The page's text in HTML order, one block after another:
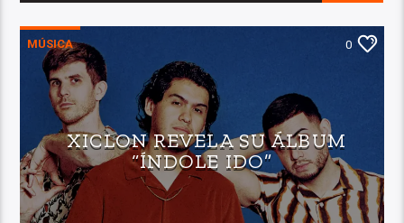
MÚSICA 0
XICLON REVELA SU ÁLBUM
“ÍNDOLE IDO”